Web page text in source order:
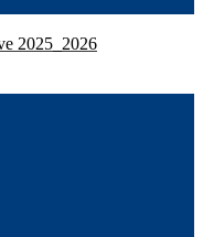
2025_2026